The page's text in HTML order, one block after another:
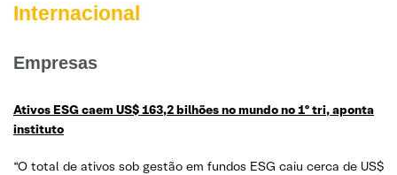
Internacional
Empresas
Ativos ESG caem US$ 163,2 bilhões no mundo no 1º tri, aponta
instituto
“O total de ativos sob gestão em fundos ESG caiu cerca de US$